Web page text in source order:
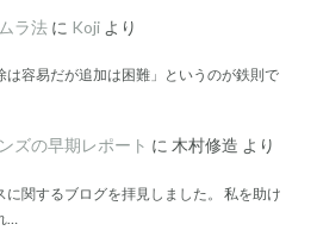
ラ法に Kojiより
は容易だが追加は困難」というのが鉄則で
ズの早期レポート に 木村修造 より
に関するブログを拝見しました。 私を助け